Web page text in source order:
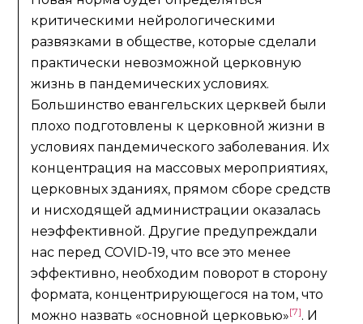
критическими нейрологическими
развязками в обществе, которые сделали
практически невозможной церковную
жизнь в пандемических условиях.
Большинство евангельских церквей были
плохо подготовлены к церковной жизни в
условиях пандемического заболевания. Их
концентрация на массовых мероприятиях,
церковных зданиях, прямом сборе средств
и нисходящей администрации оказалась
неэффективной. Другие предупреждали
нас перед COVID-19, что все это менее
эффективно, необходим поворот в сторону
формата, концентрирующегося на том, что
можно назвать «основной церковью»[7]. И